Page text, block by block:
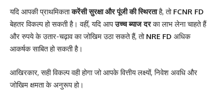
यदि आपकी प्राथमिकताकरेंसी सुरक्षा और पूंजी की स्थिरताहै, तो FCNR FD
बेहतर विकल्प हो सकती है। वहीं, यदि आपउच्च ब्याज दरका लाभ लेना चाहते हैं
और रुपये के उतार-चढ़ाव का जोखिम उठा सकते हैं, तो NRE FD अधिक
आकर्षक साबित हो सकती है।
आखिरकार, सही विकल्प वही होगा जो आपके वित्तीय लक्ष्यों, निवेश अवधि और
जोखिम क्षमता के अनुरूप हो।